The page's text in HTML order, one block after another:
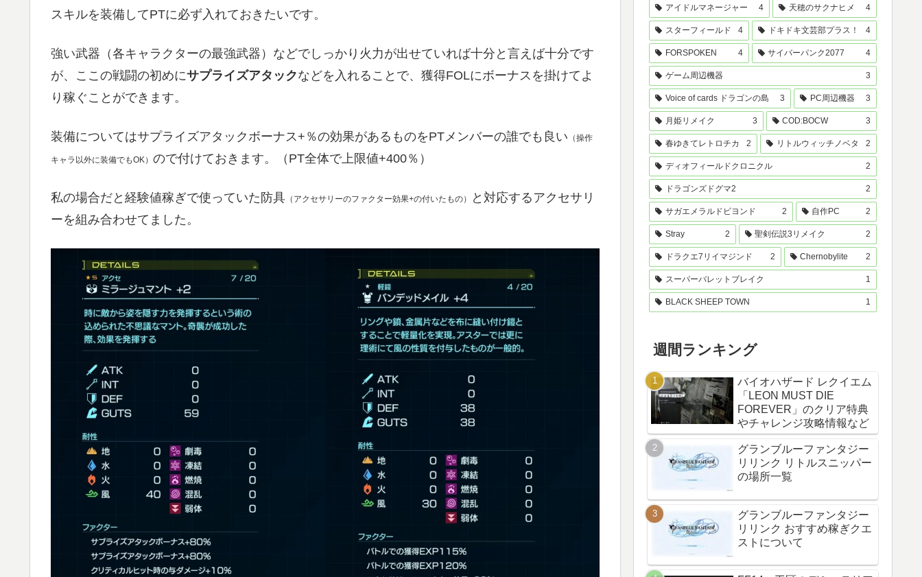
スキルを装備してPTに必ず入れておきたいです。
強い武器（各キャラクターの最強武器）などでしっかり火力が出せていれば十分と言えば十分です
が、ここの戦闘の初めにサプライズアタックなどを入れることで、獲得FOLにボーナスを掛けてよ
り稼ぐことができます。
装備についてはサプライズアタックボーナス+％の効果があるものをPTメンバーの誰でも良い （操作
キャラ以外に装備でもOK） ので付けておきます。（PT全体で上限値+400％）
私の場合だと経験値稼ぎで使っていた防具 （アクセサリーのファクター効果+の付いたもの）
と対応するアクセサリ
ーを組み合わせてました。
アイドルマネージャー 4 天穂のサクナヒメ 4
スターフィールド 4 ドキドキ文芸部プラス！ 4
FORSPOKEN 4 サイバーパンク2077 4
ゲーム周辺機器 3
Voice of cards ドラゴンの島 3 PC周辺機器 3
月姫リメイク 3 COD:BOCW 3
春ゆきてレトロチカ 2 リトルウィッチノベタ 2
ディオフィールドクロニクル 2
ドラゴンズドグマ2 2
サガエメラルドビヨンド 2 自作PC 2
Stray 2 聖剣伝説3リメイク 2
ドラクエ7リイマジンド 2 Chernobylite 2
スーパーバレットブレイク 1
BLACK SHEEP TOWN 1
週間ランキング
バイオハザード レクイエム
「LEON MUST DIE
FOREVER」のクリア特典
やチャレンジ攻略情報など
グランブルーファンタジー
リリンク リトルスニッパー
の場所一覧
グランブルーファンタジー
リリンク おすすめ稼ぎクエ
ストについて